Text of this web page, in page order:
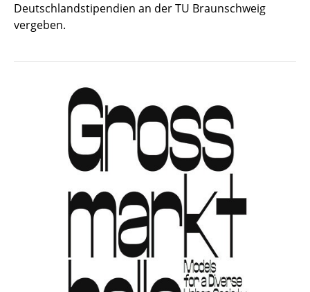
Deutschlandstipendien an der TU Braunschweig
vergeben.